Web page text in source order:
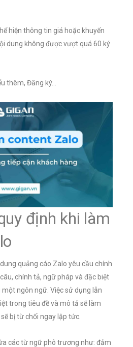
hiện thông tin giá hoặc khuyến
dung không được vượt quá 60 ký
thêm, Đăng ký…
định khi làm
quảng cáo Zalo yêu cầu chính
chính tả, ngữ pháp và đặc biệt
ngôn ngữ. Việc sử dụng lẫn
trong tiêu đề và mô tả sẽ làm
bị từ chối ngay lập tức.
các từ ngữ phô trương như: đảm